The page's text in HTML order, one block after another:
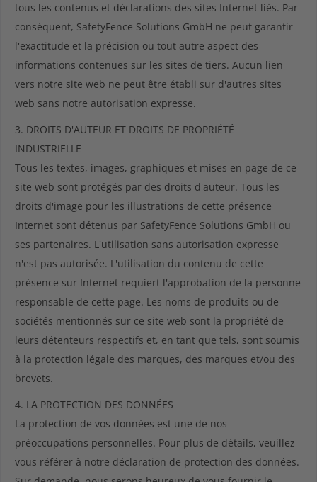
tous les contenus et déclarations des sites Internet liés. Par
conséquent, SafetyFence Solutions GmbH ne peut garantir
l'exactitude et la précision ou tout autre aspect des
informations contenues sur les sites de tiers. Aucun lien
vers notre site web ne peut être établi sur d'autres sites
web sans notre autorisation expresse.
3. DROITS D'AUTEUR ET DROITS DE PROPRIÉTÉ
INDUSTRIELLE
Tous les textes, images, graphiques et mises en page de ce
site web sont protégés par des droits d'auteur. Tous les
droits d'image pour les illustrations de cette présence
Internet sont détenus par SafetyFence Solutions GmbH ou
ses partenaires. L'utilisation sans autorisation expresse
n'est pas autorisée. L'utilisation du contenu de cette
présence sur Internet requiert l'approbation de la personne
responsable de cette page. Les noms de produits ou de
sociétés mentionnés sur ce site web sont la propriété de
leurs détenteurs respectifs et, en tant que tels, sont soumis
à la protection légale des marques, des marques et/ou des
brevets.
4. LA PROTECTION DES DONNÉES
La protection de vos données est une de nos
préoccupations personnelles. Pour plus de détails, veuillez
vous référer à notre déclaration de protection des données.